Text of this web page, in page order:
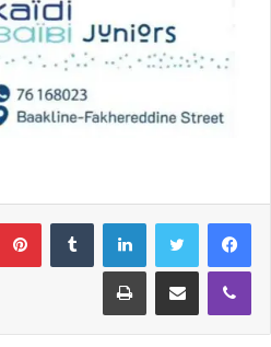
فيسبوك تويتر لينكدإن
ڤايبر مشاركة عبر البريد طباعة